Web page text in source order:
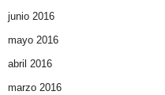
junio 2016
mayo 2016
abril 2016
marzo 2016